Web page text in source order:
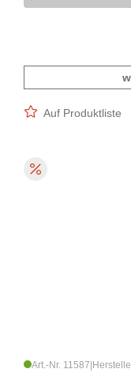
Auf Produktliste
Art.-Nr. 11587